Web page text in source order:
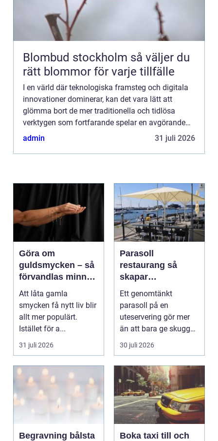
Blombud stockholm så väljer du
rätt blommor för varje tillfälle
I en värld där teknologiska framsteg och digitala
innovationer dominerar, kan det vara lätt att
glömma bort de mer traditionella och tidlösa
verktygen som fortfarande spelar en avgörande
roll i vår dagliga säk...
admin 31 juli 2026
Göra om
guldsmycken – så
förvandlas minnen
till nya favoriter
Att låta gamla
smycken få nytt liv blir
allt mer populärt.
Istället för a...
31 juli 2026
Parasoll
restaurang så
skapar
uteserveringen rätt
känsla året runt
Ett genomtänkt
parasoll på en
uteservering gör mer
än att bara ge skugga.
Det påverkar hur länge
gäs...
30 juli 2026
Begravning bålsta
Boka taxi till och